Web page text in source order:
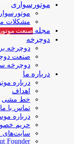
موتورسواری
مشکلات
مجله صنعت
دوچرخه
دوچرخه
صنعت
دوچرخه
درباره ما
درباره
اهداف
خط مشی
تماس با ما
درباره
حریم
سایت‌های
Founder